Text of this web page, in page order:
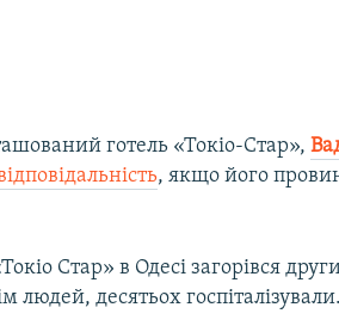
готель «Токіо-Стар»,
, якщо його
Стар» в Одесі загорівся
людей, десятьох госпіталізували.